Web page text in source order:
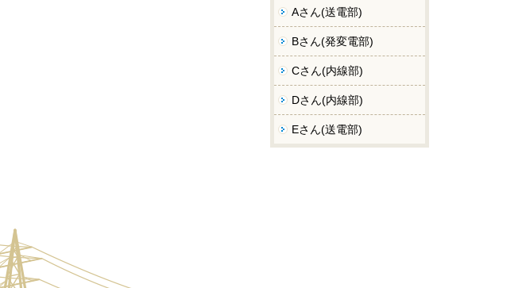
Aさん(送電部)
Bさん(発変電部)
Cさん(内線部)
Dさん(内線部)
Eさん(送電部)